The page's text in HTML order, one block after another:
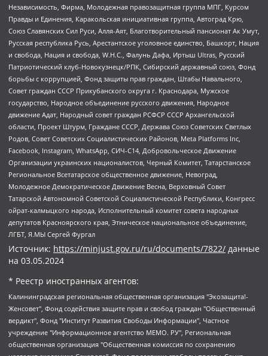
Независимость, Фирма, Молодежная правозащитная группа МПГ, Курсом
Правды и Единения, Каракольская инициативная группа, Автоград Крю,
Союз Славянских Сил Руси, Алля-Аят, Благотворительный пансионат Ак Умут,
Русская республика Русь, Арестантское уголовное единство, Башкорт, Нация
и свобода, Нация и свобода, W.H.С., Фалунь Дафа, Иртыш Ultras, Русский
Патриотический клуб-Новокузнецк/РПК, Сибирский державный союз, Фонд
борьбы с коррупцией, Фонд защиты прав граждан, Штабы Навального,
Совет граждан СССР Прикубанского округа г. Краснодара, Мужское
государство, Народное объединение русского движения, Народное
движение Адат, Народный совет граждан РСФСР СССР Архангельской
области, Проект Штурм, Граждане СССР, Держава Союз Советских Светлых
Родов, Совет Советских Социалистических Районов, Meta Platforms Inc,
Facebook, Instagram, WhatsApp, СИЧ-С14, Добровольческое Движение
Организации украинских националистов, Черный Комитет, Татарстанское
Региональное Всетатарское общественное движение, Невоград,
Молодежное Демократическое Движение Весна, Верховный Совет
Татарской Автономной Советской Социалистической Республики, Конгресс
ойрат-калмыцкого народа, Исполнительный комитет совета народных
депутатов Красноярского края, Этническое национальное объединение,
ЛГБТ, Я.МЫ Сергей Фургал
Источник: https://minjust.gov.ru/ru/documents/7822/ данные
на 03.05.2024
* Реестр иностранных агентов:
Калининградская региональная общественная организация "Экозащита!-Женсовет", Фонд содействия защите прав и свобод граждан "Общественный вердикт", Фонд "Институт Развития Свободы Информации", Частное учреждение "Информационное агентство МЕМО. РУ", Региональная общественная организация "Общественная комиссия по сохранению наследия академика Сахарова", Фонд поддержки свободы прессы, Санкт-Петербургская общественная правозащитная организация "Гражданский контроль", Межрегиональная общественная организация "Информационно-просветительский центр "Мемориал", Региональный Фонд "Центр Защиты Прав Средств Массовой Информации", с 05.12.2023 Фонд "Центр Защиты Прав Средств массовой информации", Региональная общественная благотворительная организация помощи беженцам и мигрантам "Гражданское содействие", Негосударственное образовательное учреждение дополнительного профессионального образования (повышение квалификации) специалистов "АКАДЕМИЯ ПО ПРАВАМ ЧЕЛОВЕКА", Свердловская региональная общественная организация "Сутяжник", Автономная некоммерческая организация "Центр независимых социологических исследований", Союз общественных объединений "Российский исследовательский центр по правам человека", Региональное общественное учреждение научно-информационный центр "МЕМОРИАЛ", Некоммерческая организация "Фонд защиты гласности", Автономная некоммерческая организация "Институт прав человека", Городская общественная организация "Екатеринбургское общество "МЕМОРИАЛ", Городская общественная организация "Рязанское историко-просветительское и правозащитное общество "Мемориал" (Рязанский Мемориал), Челябинский региональный орган общественной самодеятельности – женское общественное объединение "Женщины Евразии", Челябинский региональный орган общественной самодеятельности "Уральская правозащитная группа", Фонд содействия защите здоровья и социальной справедливости имени Андрея Рылькова, Автономная Некоммерческая Организация "Аналитический Центр Юрия Левады", Автономная некоммерческая организация социальной поддержки населения "Проект Апрель", Региональная общественная организация помощи женщинам и детям, находящимся в кризисной ситуации "Информационно-методический центр "Анна", Фонд содействия развитию массовых коммуникаций и правовому просвещению "Так-так-Так", Фонд содействия устойчивому развитию "Серебряная тайга", Свердловский региональный общественный фонд социальных проектов "Новое время", "Idel.Реалии", Кавказ.Реалии, Крым.Реалии, Телеканал Настоящее Время, Татаро-башкирская служба Радио Свобода (Azatliq Radiosi), Радио Свободная Европа/Радио Свобода (PCE/PC), "Сибирь.Реалии", "Фактограф", Благотворительный фонд помощи осужденным и их семьям, Автономная некоммерческая организация "Институт глобализации и социальных движений", Фонд "В защиту прав заключенных", Частное учреждение "Центр поддержки и содействия развитию средств массовой информации", Пензенский региональный общественный благотворительный фонд "Гражданский союз", "Север.Реалии", Некоммерческая организация Фонд "Правовая инициатива", Общество с ограниченной ответственностью "Радио Свободная Европа/Радио Свобода", Чешское информационное агентство "MEDIUM-ORIENT", Красноярская региональная общественная организация "Мы против СПИДа", Камалягин Денис Николаевич, Маркелов Сергей Евгеньевич, Пономарев Лев Александрович, Савицкая Людмила Алексеевна, Автономная некоммерческая организация "Центр по работе с проблемой насилия "НАСИЛИЮ.НЕТ", Межрегиональный профессиональный союз работников здравоохранения "Альянс врачей", Юридическое лицо, зарегистрированное в Латвийской Республике, SIA "Medusa Project" (регистрационный номер 40103797863, дата регистрации 10.06.2014), Некоммерческая организация "Фонд по борьбе с коррупцией", Автономная некоммерческая организация "Институт права и публичной политики", Баданин Роман Сергеевич, Гликин Максим Александрович, Железнова Мария Михайловна, Лукьянова Юлия Сергеевна, Маетная Елизавета Витальевна, Маняхин Петр Борисович, Чуракова Ольга Владимировна, Ярош Юлия Петровна, Юридическое лицо "The Insider SIA", зарегистрированное в Риге, Латвийская Республика (дата регистрации 26.06.2015), являющееся администратором доменного имени интернет-издания "The Insider SIA", https://theins.ru, Постернак Алексей Евгеньевич, Рубин Михаил Аркадьевич, Анин Роман Александрович, Юридическое лицо Istories fonds, зарегистрированное в Латвийской Республике (регистрационный номер 50008295751, дата регистрации 24.02.2020), Великовский Дмитрий Александрович, Долинина Ирина Николаевна, Мароховская Алеся Алексеевна, Шлейнов Роман Юрьевич, Шмагун Олеся Валентиновна, Общество с ограниченной ответственностью "Альтаир 2021", Общество с ограниченной ответственностью "Вега 2021", Общество с ограниченной ответственностью "Главный редактор 2021", Общество с ограниченной ответственностью "Ромашки монолит", Важенков Артем Валерьевич, Ивановская областная общественная организация "Центр гендерных исследований", Гурман Юрий Альбертович, Медиапроект "ОВД-Инфо", Егоров Владимир Владимирович, Жилинский Владимир Александрович, Общество с ограниченной ответственностью "ЗП", Иванова София Юрьевна, Карезина Инна Павловна, Кильтау Екатерина Викторовна, Петров Алексей Викторович, Пискунов Сергей Евгеньевич, Смирнов Сергей Сергеевич, Тихонов Михаил Сергеевич, Общество с ограниченной ответственностью "ЖУРНАЛИСТ-ИНОСТРАННЫЙ АГЕНТ", Арапова Галина Юрьевна, Вольтская Татьяна Анатольевна, Американская компания "Mason G.E.S. Anonymous Foundation" (США), являющаяся владельцем интернет-издания https://mnews.world/, Компания "Stichting Bellingcat", зарегистрированная в Нидерландах (дата регистрации 11.07.2018), Захаров Андрей Вячеславович, Клепиковская Екатерина Дмитриевна, Общество с ограниченной ответственностью "МЕМО", Перл Роман Александрович, Симонов Евгений Алексеевич, Соловьева Елена Анатольевна, Сотников Даниил Владимирович, Сурначева Елизавета Дмитриевна, Автономная некоммерческая организация по защите прав человека и информированию населения "Якутия – Наше Мнение", Общество с ограниченной ответственностью "Москоу диджитал медиа", с 26.01.2023 Общество с ограниченной ответственностью "Чайка Белые сады", Ветошкина Валерия Валерьевна, Заговора Максим Александрович, Межрегиональное общественное движение "Российская ЛГБТ - сеть", Оленичев Максим Владимирович, Павлов Иван Юрьевич, Скворцова Елена Сергеевна, Общество с ограниченной ответственностью "Как бы инагент", Кочетков Игорь Викторович, Общество с ограниченной ответственностью "Честные выборы", Еланчик Олег Александрович, Общество с ограниченной ответственностью "Нобелевский призыв", Гималова Регина Эмилевна, Григорьев Андрей Валерьевич, Григорьева Алина Александровна, Ассоциация по содействию защите прав призывников, альтернативнослужащих и военнослужащих "Правозащитная группа "Гражданин.Армия.Право", Хисамова Регина Фаритовна, Автономная некоммерческая организация по реализации социально-правовых программ "Лилит", Дальневосточное общественное движение "Маяк", Санкт-Петербургская ЛГБТ-инициативная группа "Выход", Инициативная группа ЛГБТ+ "Реверс", Алексеев Андрей Викторович, Бекбулатова Таисия Львовна, Беляев Иван Михайлович, Владыкина Елена Сергеевна, Гельман Марат Александрович, Никульшина Вероника Юрьевна, Толоконникова Надежда Андреевна, Шендерович Виктор Анатольевич, Общество с ограниченной ответственностью "Данное сообщение", Общество с ограниченной ответственностью Издательский дом "Новая глава", Айнбиндер Александра Александровна, Московский комьюнити-центр для ЛГБТ+инициатив, Благотворительный фонд развития филантропии, Deutsche Welle (Германия, Kurt-Schumacher-Strasse 3, 53113 Bonn), Борзунова Мария Михайловна, Воробьев Виктор Викторович, Голубева Анна Львовна, Константинова Алла Михайловна, Малкова Ирина Владимировна, Мурадов Мурад Абдулгалимович, Осетинская Елизавета Николаевна, Понасенков Евгений Николаевич, Ганапольский Матвей Юрьевич, Киселев Евгений Алексеевич, Борухович Ирина Григорьевна, Дремин Иван Тимофеевич, Дубровский Дмитрий Викторович, Красноярская региональная общественная организация поддержки и развития альтернативных образовательных технологий и межкультурных коммуникаций "ИНТЕРРА", Маяковская Екатерина Алексеевна, Фейгин Марк Захарович, Филимонов Андрей Викторович, Дзугкоева Регина Николаевна, Доброхотов Роман Александрович, Дудь Юрий Александрович, Елкин Сергей Владимирович, Кругликов Кирилл Игоревич, Сабунаева Мария Леонидовна, Семенов Алексей Владимирович, Шаинян Карен Багратович, Шульман Екатерина Михайловна, Асафьев Артур Валерьевич, Вахштайн Виктор Семенович, Венедиктов Алексей Алексеевич, Лушникова Екатерина Евгеньевна, Волков Леонид Михайлович, Невзоров Александр Глебович, Пархоменко Сергей Борисович, Сироткин Ярослав Николаевич, Кара-Мурза Владимир Владимирович, Баранова Наталья Владимировна, Гозман Леонид Яковлевич, Кагарлицкий Борис Юльевич, Климарев Михаил Валерьевич, Милов Владимир Станиславович, Автономная некоммерческая организация Краснодарский центр современного искусства "Типография", Моргенштерн Алишер Тагирович, Соболь Любовь Эдуардовна, Общество с ограниченной ответственностью "ЛИЗА НОРМ", Каспаров Гарри Кимович, Ходорковский Михаил Борисович, Общество с ограниченной ответственностью "Апрельские тезисы", Данилович Ирина Брониславовна, Кашин Олег Владимирович, Петров Николай Владимирович, Пивоваров Алексей Владимирович, Соколов Михаил Владимирович, Цветкова Юлия Владимировна, Чичваркин Евгений Александрович, Комитет против пыток/Команда против пыток, Общество с ограниченной ответственностью "Первый научный", Общество с ограниченной ответственностью "Вертолет и ко", Белоцерковская Вероника Борисовна, Кац Максим Евгеньевич, Лазарева Татьяна Юрьевна, Шаведдинов Руслан Табризович, Яшин Илья Валерьевич, Общество с ограниченной ответственностью "Иноагент ААВ", Алешковский Дмитрий Петрович, Альбац Евгения Марковна, Быков Дмитрий Львович, Галямина Юлия Евгеньевна, Лойко Сергей Леонидович, Мартынов Кирилл Константинович, Медведев Сергей Александрович, Крашенинников Федор Геннадиевич, Гордеева Катерина Вл